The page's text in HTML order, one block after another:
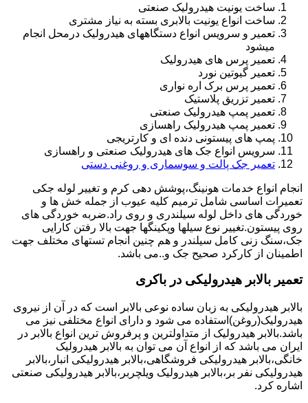
ساخت یونیت هیدرولیک صنعتی
ساخت انواع یونیت بالابری بسته به نیاز مشتری
تعمیر و سرویس انواع دستگاههای هیدرولیک درمحل انجام
میشود
تعمیر پرس های هیدرولیک
تعمیر گیوتین نورد
تعمیر پرس برک اره نواری
تعمیر تزریق پلاستیک
تعمیر پمپ هیدرولیک صنعتی
تعمیر پمپ هیدرولیک راهسازی
پمپ های پیستونی دنده ای و کارتریجی
سرویس انواع جک های هیدرولیک صنعتی و راهسازی
تعمیر جک پالت و سوسماری و روغنی دستی
انجام انواع خدمات هونینگ،پوشش دهی کرم و تغییر لوله جکی
تعمیرات اساسی شامل ترمیم کلیه عیوب از جمله خش ها و
خوردگی های داخل لوله سیلندری و روی راد.ضربه خوردگی های
روی پیستون.تغییر نوع سیلها وپکینگها جهت بالا رفتن کارایی
جک،سنگ زنی کامل سیلندر و هم چنین انجام تستهای مختلف جهت
اطمینان از کارکرد صحیح جک و..می باشد.
تعمیر بالابر هیدرولیکی در باکری
بالابر هیدرولیکی به زبان ساده نوعی بالابر است که در آن از نیروی
هیدرولیک(روغن)استفاده می شود و دارای انواع مختلفی نیز می
باشد.بالابر هیدرولیک از متداولترین و پرفروش ترین انواع بالابر در
ایران می باشد که از انواع آن می توان به بالابر هیدرولیک
خانگی،بالابر هیدرولیکی فروشگاهی،بالابر هیدرولیکی انبار،بالابر
هیدرولیکی نفر بر،بالابر هیدرولیک ویلچربر،بالابر هیدرولیکی صنعتی
اشاره کرد.